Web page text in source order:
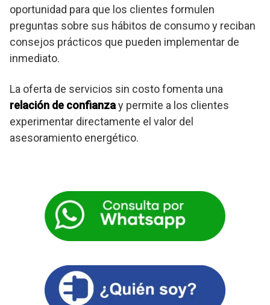
oportunidad para que los clientes formulen
preguntas sobre sus hábitos de consumo y reciban
consejos prácticos que pueden implementar de
inmediato.
La oferta de servicios sin costo fomenta una
relación de confianzay permite a los clientes
experimentar directamente el valor del
asesoramiento energético.